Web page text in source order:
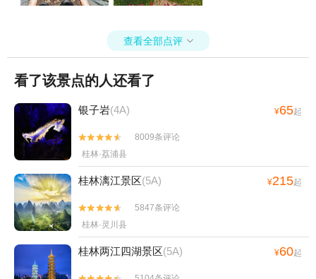
查看全部点评 
看了该景点的人还看了
银子岩(4A) ¥65起


8009条评论
桂林·荔浦县
桂林漓江景区(5A) ¥215起


5847条评论
桂林·灵川县
桂林两江四湖景区(5A) ¥60起